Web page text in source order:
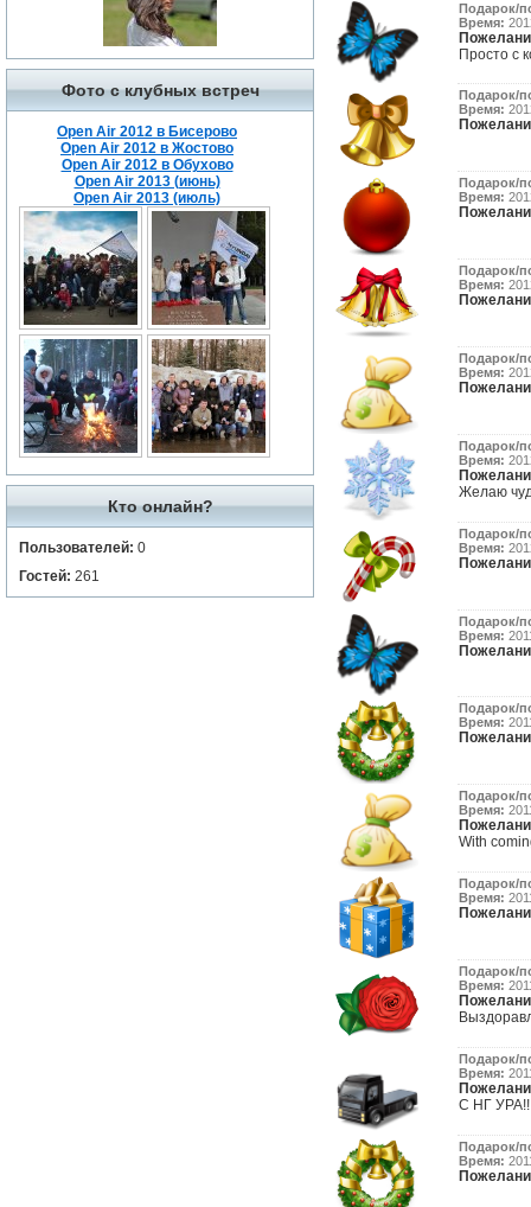
Фото с клубных встреч
Open Air 2012 в Бисерово
Open Air 2012 в Жостово
Open Air 2012 в Обухово
Open Air 2013 (июнь)
Open Air 2013 (июль)
Кто онлайн?
Пользователей: 0
Гостей: 261
Подарок/
Время:
Просто с
Подарок/
Время:
Подарок/
Время:
Подарок/
Время:
Подарок/
Время:
Подарок/
Время:
Желаю
Подарок/
Время:
Подарок/
Время:
Подарок/
Время:
Подарок/
Время:
With
Подарок/
Время:
Подарок/
Время:
Подарок/
Время:
С НГ
Подарок/
Время: